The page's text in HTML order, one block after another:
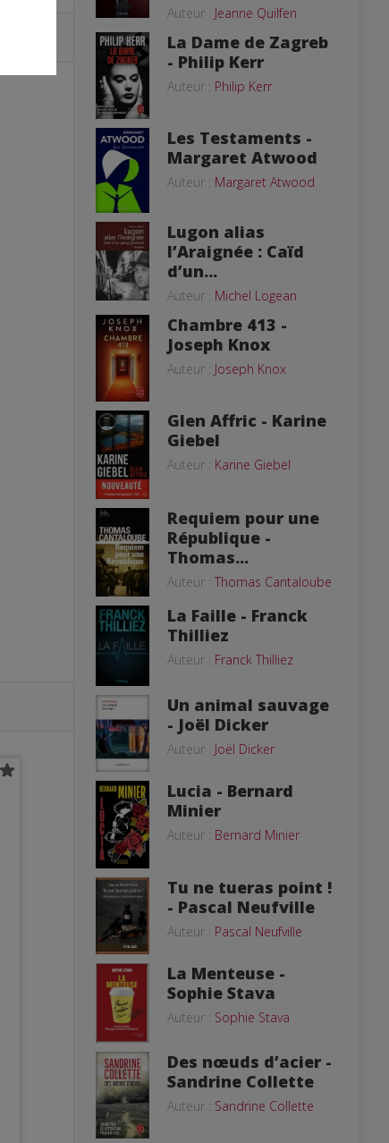
Auteur : Jeanne Quilfen
La Dame de Zagreb
- Philip Kerr
Auteur : Philip Kerr
Les Testaments -
Margaret Atwood
Auteur : Margaret Atwood
Lugon alias
l’Araignée : Caïd
d’un...
Auteur : Michel Logean
Chambre 413 -
Joseph Knox
Auteur : Joseph Knox
Glen Affric - Karine
Giebel
Auteur : Karine Giebel
Requiem pour une
République -
Thomas...
Auteur : Thomas Cantaloube
La Faille - Franck
Thilliez
Auteur : Franck Thilliez
Un animal sauvage
- Joël Dicker
Auteur : Joël Dicker
Lucia - Bernard
Minier
Auteur : Bernard Minier
Tu ne tueras point !
- Pascal Neufville
Auteur : Pascal Neufville
La Menteuse -
Sophie Stava
Auteur : Sophie Stava
Des nœuds d’acier -
Sandrine Collette
Auteur : Sandrine Collette